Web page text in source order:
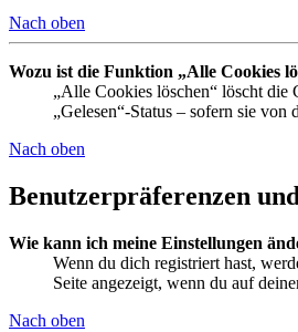
Nach oben
Wozu ist die Funktion „Alle Cookies
„Alle Cookies löschen“ löscht die
„Gelesen“-Status – sofern sie
Nach oben
Benutzerpräferenzen
Wie kann ich meine Einstellungen
Wenn du dich registriert hast,
Seite angezeigt, wenn du auf
Nach oben